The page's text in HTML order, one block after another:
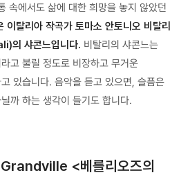
속에서도 삶에 대한 희망을 놓지 않았던
이탈리아 작곡가 토마소 안토니오 비탈리
샤콘느입니다. 비탈리의 샤콘느는
고 불릴 정도로 비장하고 무거운
있습니다. 음악을 듣고 있으면, 슬픔은
까 하는 생각이 들기도 합니다.
<베를리오즈의